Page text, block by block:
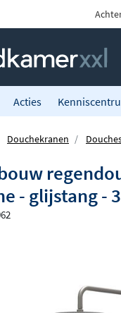
Acties
Douchekranen
- glijstang -